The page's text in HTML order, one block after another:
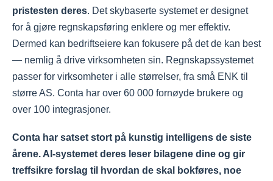
pristesten deres. Det skybaserte systemet er designet
for å gjøre regnskapsføring enklere og mer effektiv.
Dermed kan bedriftseiere kan fokusere på det de kan best
— nemlig å drive virksomheten sin. Regnskapssystemet
passer for virksomheter i alle størrelser, fra små ENK til
større AS. Conta har over 60 000 fornøyde brukere og
over 100 integrasjoner.
Conta har satset stort på kunstig intelligens de siste
årene. AI-systemet deres leser bilagene dine og gir
treffsikre forslag til hvordan de skal bokføres, noe